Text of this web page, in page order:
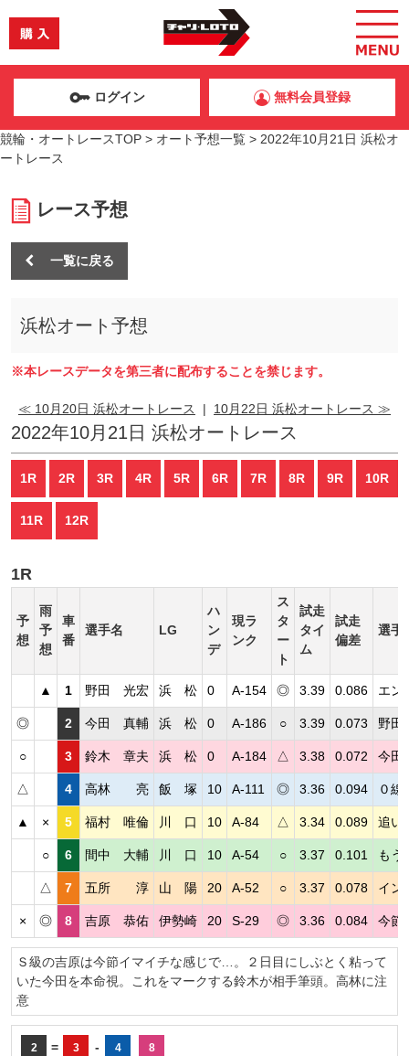
ログイン 無料会員登録
競輪・オートレースTOP > オート予想一覧 > 2022年10月21日 浜松オ
ートレース
レース予想
一覧に戻る
浜松オート予想
※本レースデータを第三者に配布することを禁じます。
≪ 10月20日 浜松オートレース | 10月22日 浜松オートレース ≫
2022年10月21日 浜松オートレース
1R 2R 3R 4R 5R 6R 7R 8R 9R 10R
11R 12R
1R
予
想
雨
予
想
車
番
選手名 LG
ハ
ン
デ
現ラ
ンク
ス
タ
ー
ト
試走
タイ
ム
試走
偏差
選手
▲ 1 野田 光宏 浜 松 0 A-154 ◎ 3.39 0.086 エン
◎ 2 今田 真輔 浜 松 0 A-186 ○ 3.39 0.073 野田
○ 3 鈴木 章夫 浜 松 0 A-184 △ 3.38 0.072 今田
△ 4 高林 亮 飯 塚 10 A-111 ◎ 3.36 0.094 ０線
▲ × 5 福村 唯倫 川 口 10 A-84 △ 3.34 0.089 追い
○ 6 間中 大輔 川 口 10 A-54 ○ 3.37 0.101 もう
△ 7 五所 淳 山 陽 20 A-52 ○ 3.37 0.078 イン
× ◎ 8 吉原 恭佑 伊勢崎 20 S-29 ◎ 3.36 0.084 今節
Ｓ級の吉原は今節イマイチな感じで…。２日目にしぶとく粘って
いた今田を本命視。これをマークする鈴木が相手筆頭。高林に注
意
2 = 3 - 4 8